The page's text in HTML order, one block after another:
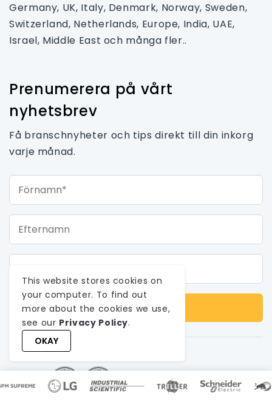
Germany, UK, Italy, Denmark, Norway, Sweden,
Switzerland, Netherlands, Europe, India, UAE,
Israel, Middle East och många fler..
Prenumerera på vårt
nyhetsbrev
Få branschnyheter och tips direkt till din inkorg
varje månad.
Förnamn*
Efternamn
This website stores cookies on
your computer. To find out
more about the cookies we use,
see our Privacy Policy.
OKAY